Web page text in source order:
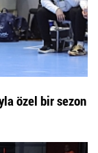
özel bir sezon